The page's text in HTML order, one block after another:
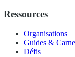
Ressources
Organisations
Guides &
Défis